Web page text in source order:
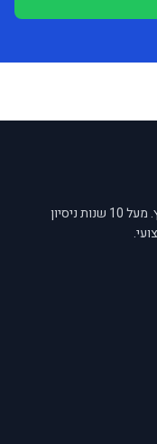
חברת פוליש וניקיון מקצועית באזור מרכז הארץ. מעל 10 שנות ניסיון